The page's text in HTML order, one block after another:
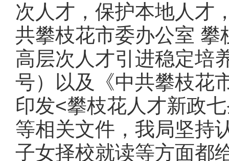
次人才，保护本地人才
共攀枝花市委办公室
高层次人才引进稳定培
号）以及《中共攀枝花
印发<攀枝花人才新政
等相关文件，我局坚持
子女择校就读等方面都